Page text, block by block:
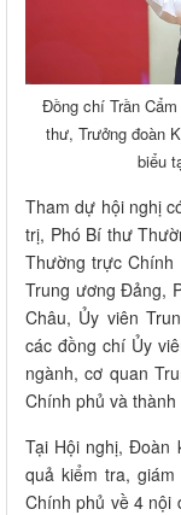
Đồng chí Trần
thư, Trưởng đoàn
biểu
Tham dự hội nghị
trị, Phó Bí thư
Thường trực
Trung ương Đảng,
Châu, Ủy viên
các đồng chí Ủy
ngành, cơ quan
Chính phủ và
Tại Hội nghị, Đoàn
quả kiểm tra,
Chính phủ về 4 nội